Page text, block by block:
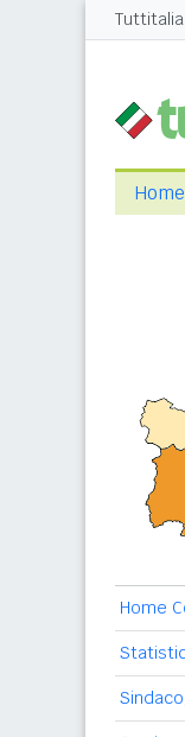
Tuttitalia
Home
Home